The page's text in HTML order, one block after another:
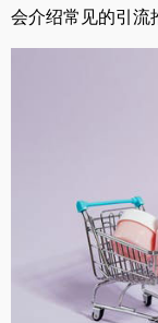
会介绍常见的引流